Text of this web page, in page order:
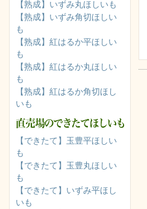
【熟成】いずみ丸ほしいも
【熟成】いずみ角切ほしい
も
【熟成】紅はるか平ほしい
も
【熟成】紅はるか丸ほしい
も
【熟成】紅はるか角切ほし
いも
【できたて】玉豊平ほしい
も
【できたて】玉豊丸ほしい
も
【できたて】いずみ平ほし
いも